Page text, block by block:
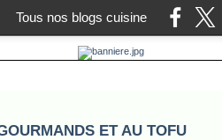
Tous nos blogs cuisine
ET AU TOFU